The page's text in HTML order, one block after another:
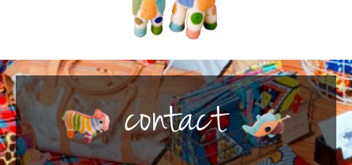
contact